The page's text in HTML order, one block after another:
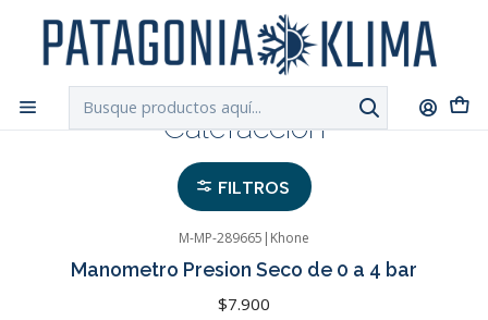
Chilexpress
Inicio Calefacción
Calefacción
FILTROS
M-MP-289665 | Khone
Manometro Presion Seco de 0 a 4 bar
$7.900